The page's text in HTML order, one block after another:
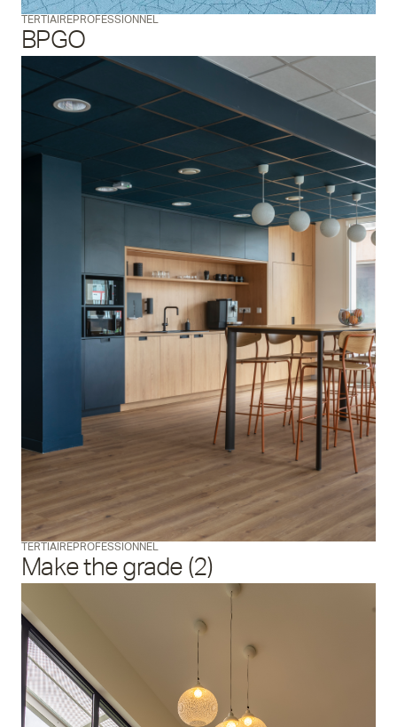
TERTIAIREPROFESSIONNEL
BPGO
TERTIAIREPROFESSIONNEL
Make the grade (2)